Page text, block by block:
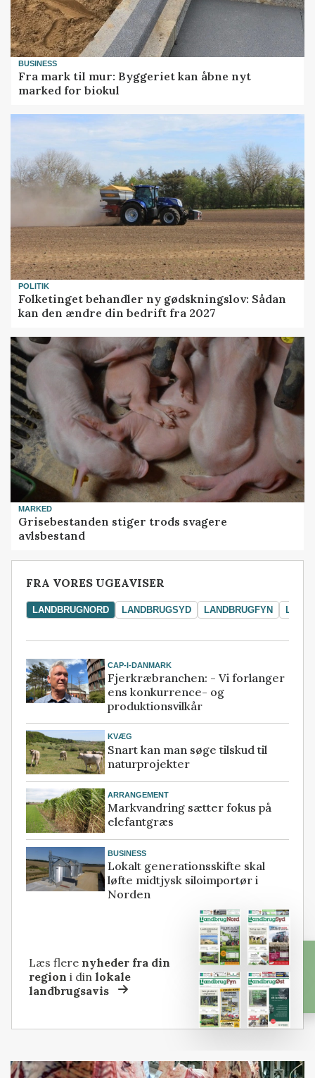
BUSINESS
Fra mark til mur: Byggeriet kan åbne nyt
marked for biokul
POLITIK
Folketinget behandler ny gødskningslov: Sådan
kan den ændre din bedrift fra 2027
MARKED
Grisebestanden stiger trods svagere
avlsbestand
FRA VORES UGEAVISER
LANDBRUGNORD LANDBRUGSYD LANDBRUGFYN
CAP-I-DANMARK
Fjerkræbranchen: - Vi forlanger
ens konkurrence- og
produktionsvilkår
KVÆG
Snart kan man søge tilskud til
naturprojekter
ARRANGEMENT
Markvandring sætter fokus på
elefantgræs
BUSINESS
Lokalt generationsskifte skal
løfte midtjysk siloimportør i
Norden
Læs flere nyheder fra din
region i dinlokale
landbrugsavis